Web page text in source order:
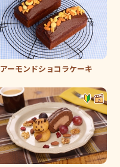
アーモンドショコラケーキ